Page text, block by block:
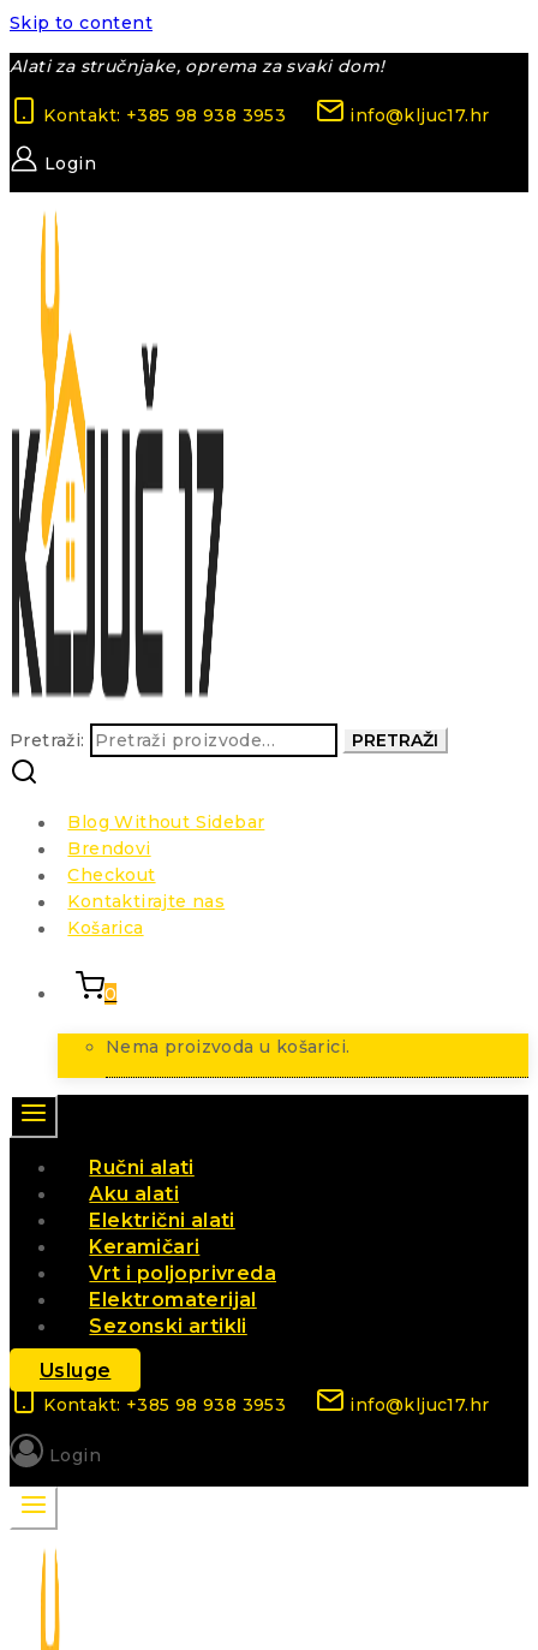
Skip to content
Alati za stručnjake, oprema za svaki dom!
Kontakt: +385 98 938 3953 info@kljuc17.hr
Login
Pretraži: PRETRAŽI
Blog Without Sidebar
Brendovi
Checkout
Kontaktirajte nas
Košarica
0
Nema proizvoda u košarici.
Ručni alati
Aku alati
Električni alati
Keramičari
Vrt i poljoprivreda
Elektromaterijal
Sezonski artikli
Usluge
Kontakt: +385 98 938 3953 info@kljuc17.hr
Login